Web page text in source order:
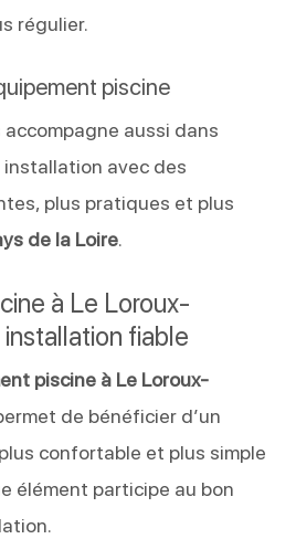
régulier.
piscine
aussi dans
installation avec des
plus pratiques et plus
de la Loire.
à Le Loroux-
fiable
piscine à Le Loroux-
de bénéficier d’un
confortable et plus simple
élément participe au bon